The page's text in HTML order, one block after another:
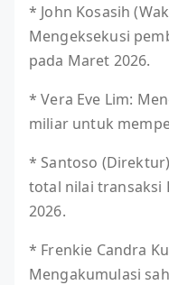
* John Kosasih
Mengeksekusi
pada Maret 2026.
* Vera Eve Lim:
miliar untuk
* Santoso
total nilai transaksi
2026.
* Frenkie Candra
Mengakumulasi